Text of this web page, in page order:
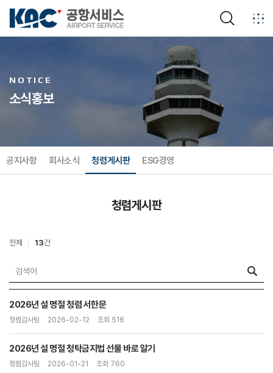
검색
NOTICE
소식홍보
공지사항 회사소식 청렴게시판 ESG경영
청렴게시판
전체 13건
2026년 설 명절 청렴 서한문
청렴감사팀 2026-02-12 조회 516
2026년 설 명절 청탁금지법 선물 바로 알기
청렴감사팀 2026-01-21 조회 760